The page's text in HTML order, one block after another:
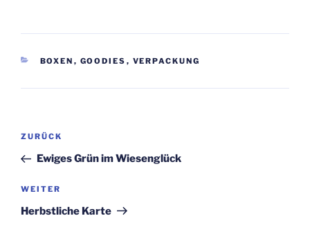
KATEGORIEN
BOXEN , GOODIES , VERPACKUNG
Beitragsnavigation
Vorheriger
Beitrag
ZURÜCK
Ewiges Grün im Wiesenglück
Nächster
Beitrag
WEITER
Herbstliche Karte